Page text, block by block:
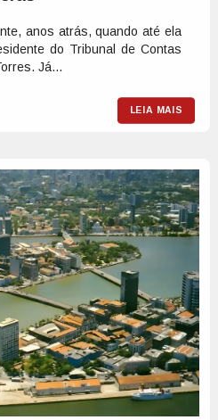
anos atrás, quando até ela
do Tribunal de Contas
Já...
LEIA MAIS